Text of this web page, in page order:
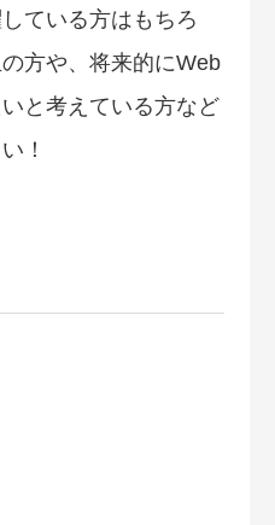
ている方はもちろ
方や、将来的にWeb
と考えている方など
！